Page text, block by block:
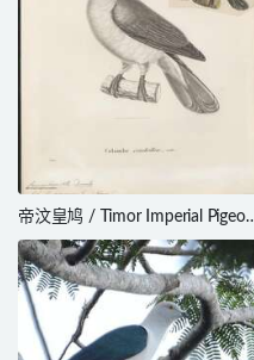
帝汶皇鸠 / Timor Imperial Pigeon
/ Ducula cineracea